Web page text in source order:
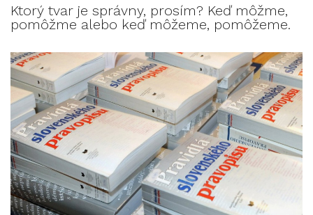
Ktorý tvar je správny, prosím? Keď môžme,
pomôžme alebo keď môžeme, pomôžeme.